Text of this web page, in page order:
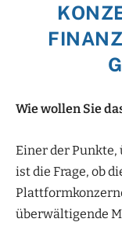
Wie wollen Sie
Einer der Punkte,
ist die Frage, ob
überwältigende